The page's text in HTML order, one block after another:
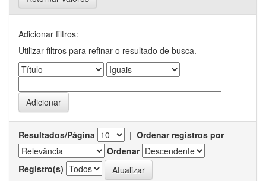
Adicionar filtros:
Utilizar filtros para refinar o resultado de busca.
Resultados/Página | Ordenar registros por
Ordenar
Registro(s)